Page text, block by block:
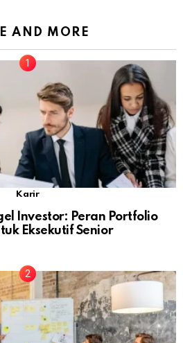
AND MORE
Karir
Investor: Peran Portfolio
Eksekutif Senior